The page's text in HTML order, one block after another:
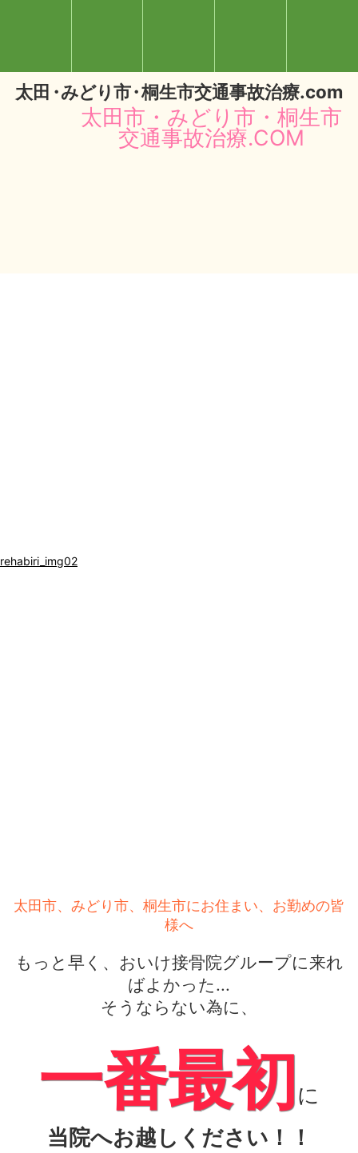
太田・みどり市・桐生市交通事故治療.com
太田市・みどり市・桐生市
交通事故治療.COM
rehabiri_img02
太田市、みどり市、桐生市にお住まい、お勤めの皆
様へ
もっと早く、おいけ接骨院グループに来れ
ばよかった...
そうならない為に、
一番最初に
当院へお越しください！！